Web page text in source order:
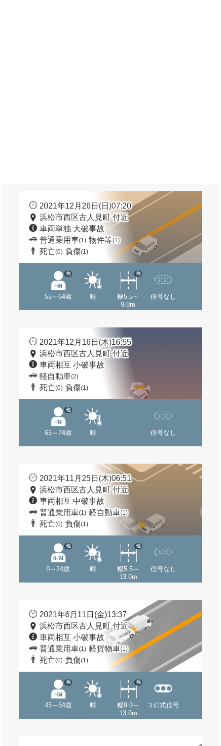
2021年12月26日(日)07:20
浜松市西区古人見町 付近
車両単独 大破事故
普通乗用車(1) 物件等(1)
死亡(0) 負傷(1)
55～64歳
他
晴
幅5.5～
9.0m
他
信号なし
2021年12月16日(木)16:55
浜松市西区古人見町 付近
車両相互 小破事故
軽自動車(2)
死亡(0) 負傷(1)
65～74歳
他
晴 信号なし
2021年11月25日(木)06:51
浜松市西区古人見町 付近
車両相互 中破事故
普通乗用車(1) 軽自動車(1)
死亡(0) 負傷(1)
0～24歳
他
晴
幅5.5～
13.0m
他
信号なし
2021年6月11日(金)13:37
浜松市西区古人見町 付近
車両相互 小破事故
普通乗用車(1) 軽貨物車(1)
死亡(0) 負傷(1)
45～54歳
他
晴
幅9.0～
13.0m
他
３灯式信号